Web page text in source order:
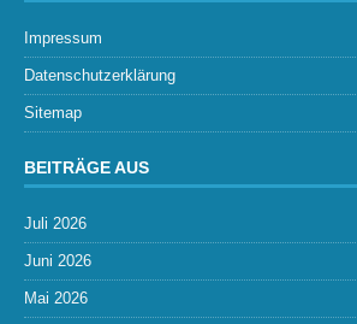
Impressum
Datenschutzerklärung
Sitemap
BEITRÄGE AUS
Juli 2026
Juni 2026
Mai 2026